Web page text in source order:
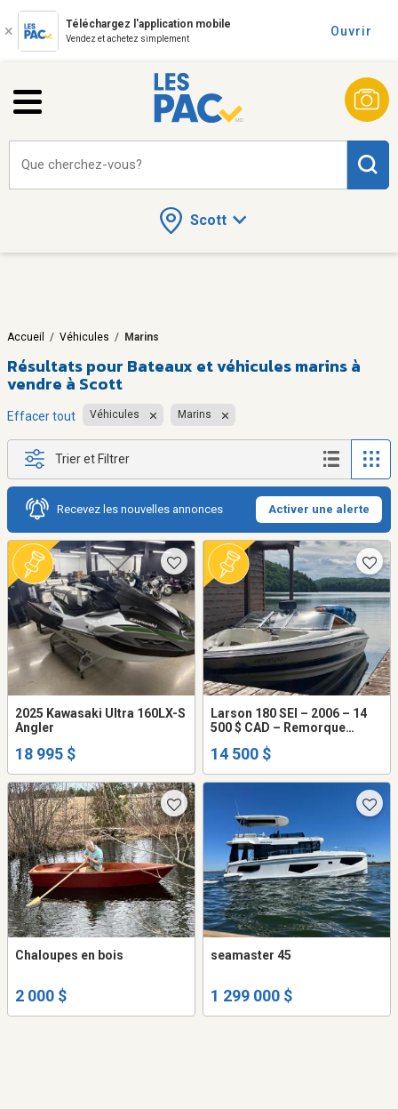
Téléchargez l'application mobile
Vendez et achetez simplement
Ouvrir
Scott
Que cherchez-vous?
Accueil / Véhicules / Marins
Résultats pour Bateaux et véhicules marins à
vendre à Scott
Effacer tout Véhicules Marins
Trier et Filtrer
Recevez les nouvelles annonces Activer une alerte
2025 Kawasaki Ultra 160LX-S
Angler
18 995 $
Larson 180 SEI – 2006 – 14
500 $ CAD – Remorque
14 500 $
Chaloupes en bois
2 000 $
seamaster 45
1 299 000 $